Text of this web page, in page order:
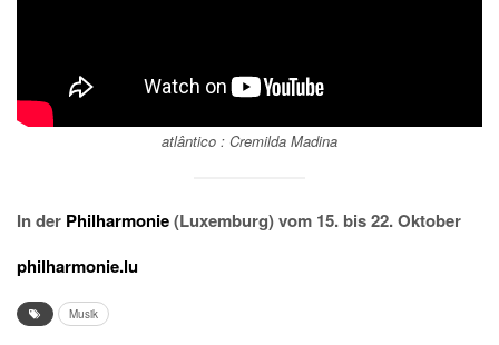
atlântico : Cremilda Madina
In der Philharmonie(Luxemburg) vom 15. bis 22. Oktober
philharmonie.lu
Musik